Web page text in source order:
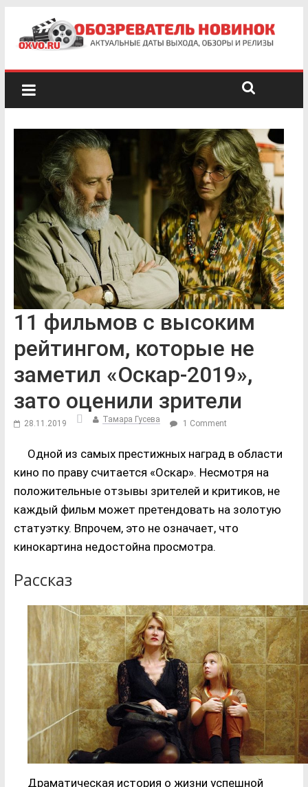
11 фильмов с высоким
рейтингом, которые не
заметил «Оскар-2019»,
зато оценили зрители
28.11.2019 Тамара Гусева 1 Comment
Одной из самых престижных наград в области
кино по праву считается «Оскар». Несмотря на
положительные отзывы зрителей и критиков, не
каждый фильм может претендовать на золотую
статуэтку. Впрочем, это не означает, что
кинокартина недостойна просмотра.
Рассказ
Драматическая история о жизни успешной